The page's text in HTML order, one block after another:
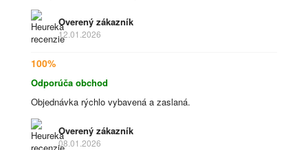
Overený zákazník
12.01.2026
100%
Odporúča obchod
Objednávka rýchlo vybavená a zaslaná.
Overený zákazník
08.01.2026